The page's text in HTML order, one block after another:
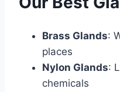
Brass Glands:
places
Nylon Glands:
chemicals